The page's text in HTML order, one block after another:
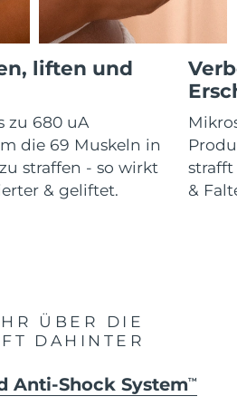
liften und
zu 680 uA
die 69 Muskeln in
straffen - so wirkt
& geliftet.
&
ÜBER DIE
DAHINTER
Anti-Shock SystemTM
hair
Männer
Erwartete Lieferung
Erwartete Lieferung 8/14/26
Erwartete Lieferung 8/10/26
Erwartete Lieferung 8/13/26
Erwartete Lieferung
Erwartete Lieferung 8/11/26